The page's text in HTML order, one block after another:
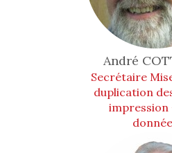
André
Secrétaire
duplication
impression